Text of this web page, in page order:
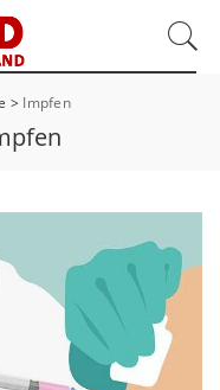
> Impfen